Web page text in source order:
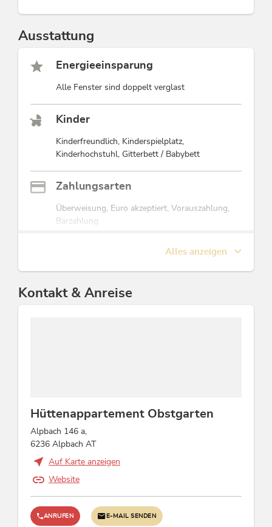
Ausstattung
Energieeinsparung
Alle Fenster sind doppelt verglast
Kinder
Kinderfreundlich, Kinderspielplatz,
Kinderhochstuhl, Gitterbett / Babybett
Zahlungsarten
Überweisung, Euro akzeptiert, Vorauszahlung,
Barzahlung
Kinder, Familien
Geflügel, Bienen, Katzen
Lage
Waldnähe, Wiesenlage, Alleinlage, Am
Wanderweg, Ruhige Lage, Hanglage, Ortsrand,
Fremdsprachen
Alles anzeigen
Kontakt & Anreise
Hüttenappartement Obstgarten
Alpbach 146 a,
6236 Alpbach AT
Auf Karte anzeigen
Website
ANRUFEN E-MAIL SENDEN